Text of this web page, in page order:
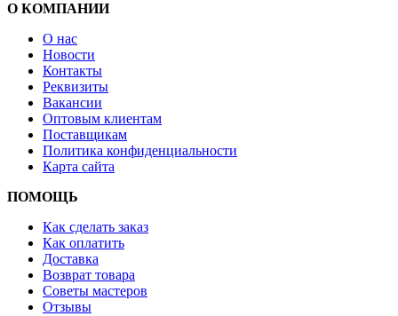
О КОМПАНИИ
О нас
Новости
Контакты
Реквизиты
Вакансии
Оптовым клиентам
Поставщикам
Политика конфиденциальности
Карта сайта
ПОМОЩЬ
Как сделать заказ
Как оплатить
Доставка
Возврат товара
Советы мастеров
Отзывы